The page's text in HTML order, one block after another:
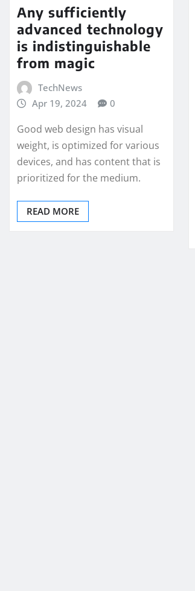
Any sufficiently
advanced technology
is indistinguishable
from magic
TechNews
Apr 19, 2024
0
Good web design has visual
weight, is optimized for various
devices, and has content that is
prioritized for the medium.
READ MORE